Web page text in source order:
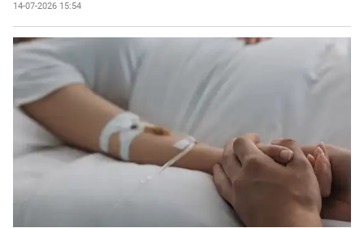
14-07-2026 15:54